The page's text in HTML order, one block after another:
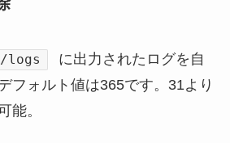
logs
に出力されたログを自
フォルト値は365です。31より
能。